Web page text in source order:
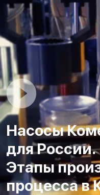
Насосы
для России.
Этапы
процесса в